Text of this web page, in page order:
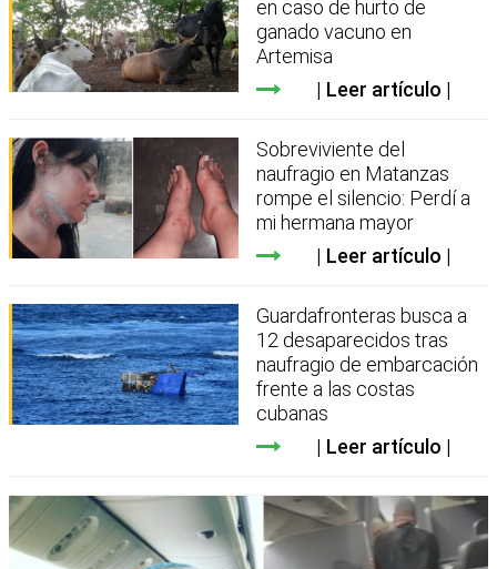
en caso de hurto de
ganado vacuno en
Artemisa
Leer artículo
Sobreviviente del
naufragio en Matanzas
rompe el silencio: Perdí a
mi hermana mayor
Leer artículo
Guardafronteras busca a
12 desaparecidos tras
naufragio de embarcación
frente a las costas
cubanas
Leer artículo